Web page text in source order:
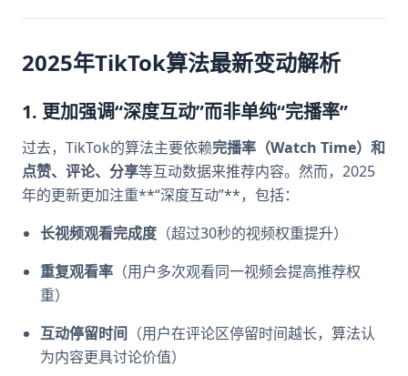
2025年TikTok算法最新变动解析
1. 更加强调“深度互动”而非单纯“完播率”
过去，TikTok的算法主要依赖完播率（Watch Time）和
点赞、评论、分享等互动数据来推荐内容。然而，2025
年的更新更加注重**“深度互动”**，包括：
长视频观看完成度 （超过30秒的视频权重提升）
重复观看率 （用户多次观看同一视频会提高推荐权
重）
互动停留时间 （用户在评论区停留时间越长，算法认
为内容更具讨论价值）